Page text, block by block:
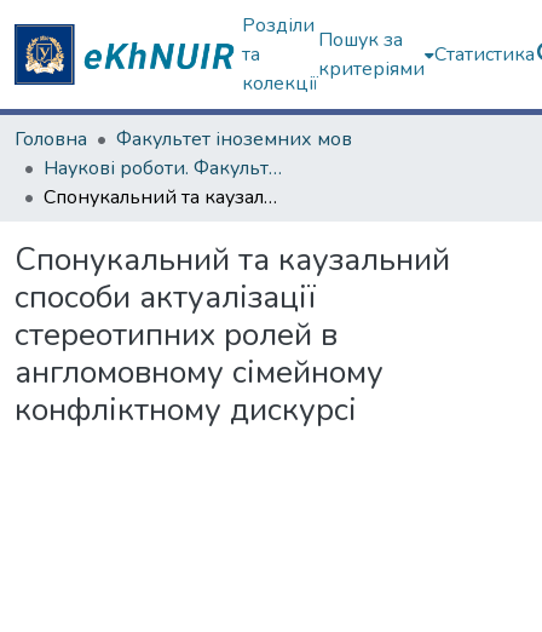
Розділи
та
колекції
Пошук за
критеріями
Статистика
Головна
Факультет іноземних мов
Наукові роботи. Факультет іноземних мов
Спонукальний та каузальний способи актуалізації стереотипних ролей в англомовному сімейному конфліктному дискурсі
Спонукальний та каузальний
способи актуалізації
стереотипних ролей в
англомовному сімейному
конфліктному дискурсі